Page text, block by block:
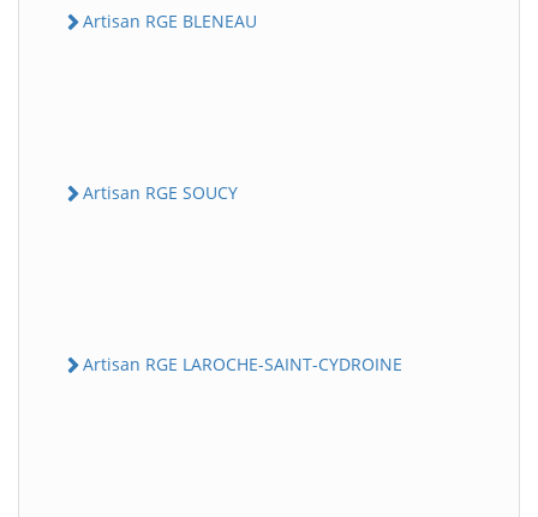
Artisan RGE BLENEAU
Artisan RGE SOUCY
Artisan RGE LAROCHE-SAINT-CYDROINE